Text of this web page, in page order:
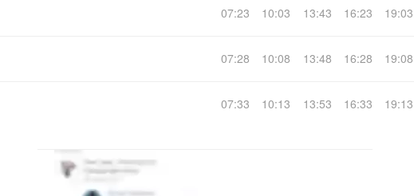
07:23 10:03 13:43 16:23 19:03
07:28 10:08 13:48 16:28 19:08
07:33 10:13 13:53 16:33 19:13